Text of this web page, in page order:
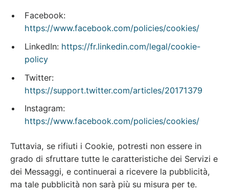
Facebook:
https://www.facebook.com/policies/cookies/
LinkedIn: https://fr.linkedin.com/legal/cookie-
policy
Twitter:
https://support.twitter.com/articles/20171379
Instagram:
https://www.facebook.com/policies/cookies/
Tuttavia, se rifiuti i Cookie, potresti non essere in
grado di sfruttare tutte le caratteristiche dei Servizi e
dei Messaggi, e continuerai a ricevere la pubblicità,
ma tale pubblicità non sarà più su misura per te.